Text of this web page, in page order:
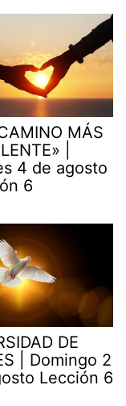
MÁS
|
4 de agosto
6
DE
| Domingo 2
Lección 6